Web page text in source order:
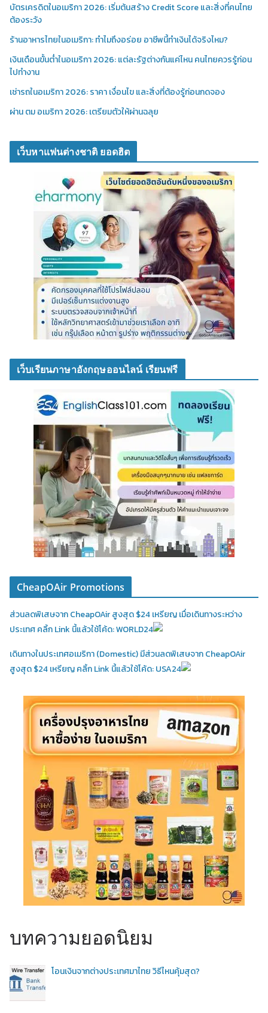
บัตรเครดิตในอเมริกา 2026: เริ่มต้นสร้าง Credit Score และสิ่งที่คนไทย
ต้องระวัง
ร้านอาหารไทยในอเมริกา: ทำไมถึงอร่อย อาชีพนี้ทำเงินได้จริงไหม?
เงินเดือนขั้นต่ำในอเมริกา 2026: แต่ละรัฐต่างกันแค่ไหน คนไทยควรรู้ก่อน
ไปทำงาน
เช่ารถในอเมริกา 2026: ราคา เงื่อนไข และสิ่งที่ต้องรู้ก่อนกดจอง
ผ่าน ตม อเมริกา 2026: เตรียมตัวให้ผ่านฉลุย
เว็บหาแฟนต่างชาติ ยอดฮิต
เว็บเรียนภาษาอังกฤษออนไลน์ เรียนฟรี
CheapOAir Promotions
ส่วนลดพิเสษจาก CheapOAir สูงสุด $24 เหรียญ เมื่อเดินทางระหว่าง
ประเทศ คลิ้ก Link นี้แล้วใช้โค้ด: WORLD24
เดินทางในประเทศอเมริกา (Domestic)มีส่วนลดพิเสษจาก CheapOAir
สูงสุด $24 เหรียญ คลิ้ก Link นี้แล้วใช้โค้ด: USA24
บทความยอดนิยม
โอนเงินจากต่างประเทศมาไทย วิธีไหนคุ้มสุด?